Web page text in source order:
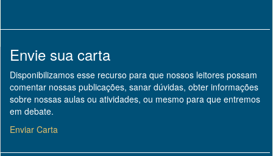
Envie sua carta
Disponibilizamos esse recurso para que nossos leitores possam
comentar nossas publicações, sanar dúvidas, obter informações
sobre nossas aulas ou atividades, ou mesmo para que entremos
em debate.
Enviar Carta